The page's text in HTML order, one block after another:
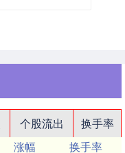
个股流出
换手率
涨幅
换手率